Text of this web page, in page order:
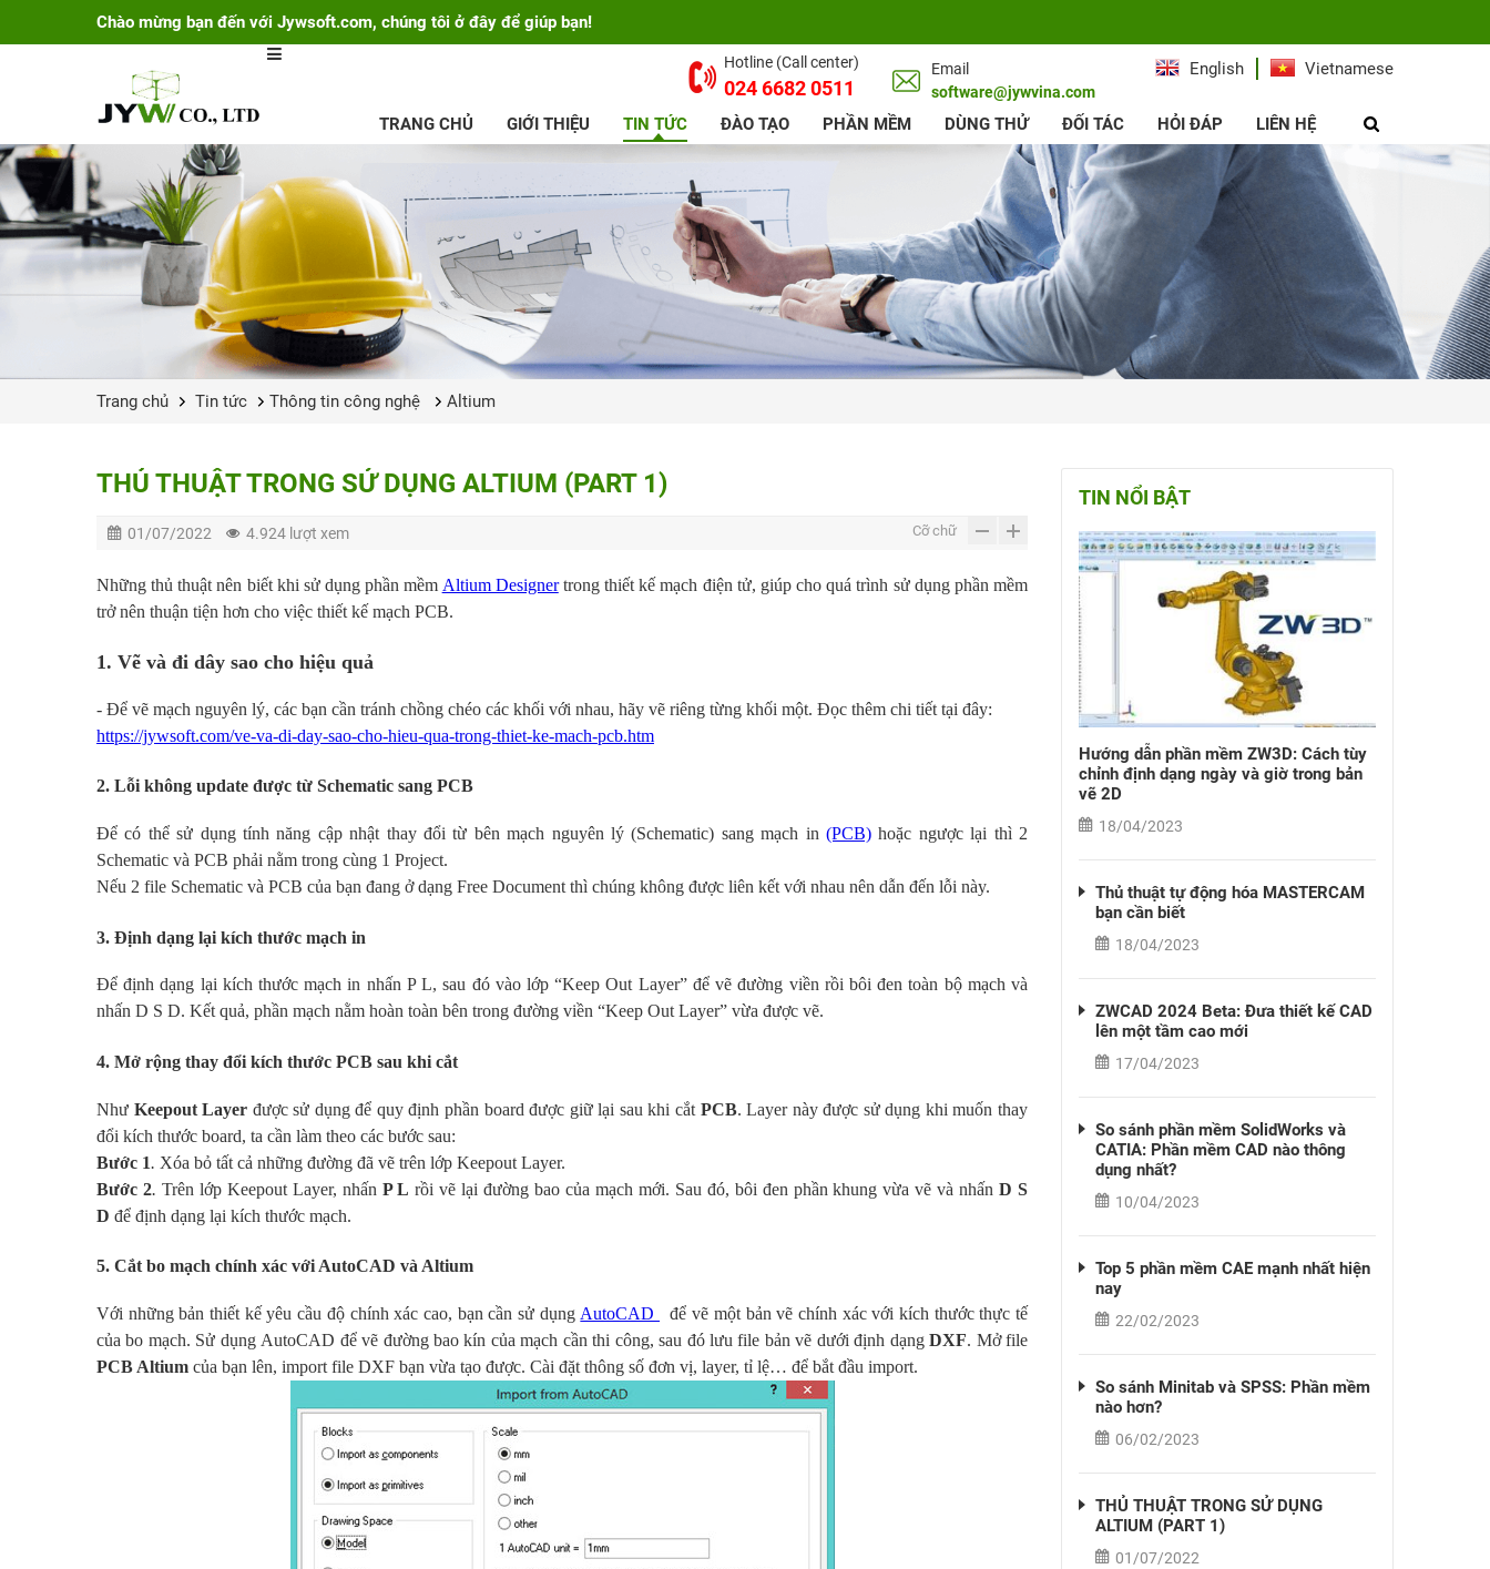
Chào mừng bạn đến với Jywsoft.com, chúng tôi ở đây để giúp bạn!
Vietnamese
English
Hotline (Call center)
024 6682 0511
Email
software@jywvina.com
TRANG CHỦ GIỚI THIỆU TIN TỨC ĐÀO TẠO PHẦN MỀM DÙNG THỬ ĐỐI TÁC HỎI ĐÁP LIÊN HỆ
Trang chủ Tin tức Thông tin công nghệ Altium
THỦ THUẬT TRONG SỬ DỤNG ALTIUM (PART 1)
01/07/2022 4.924 lượt xem Cỡ chữ
Những thủ thuật nên biết khi sử dụng phần mềm Altium Designertrong thiết kế mạch điện tử, giúp cho quá trình sử dụng phần mềm
trở nên thuận tiện hơn cho việc thiết kế mạch PCB.
1. Vẽ và đi dây sao cho hiệu quả
- Để vẽ mạch nguyên lý, các bạn cần tránh chồng chéo các khối với nhau, hãy vẽ riêng từng khối một. Đọc thêm chi tiết tại đây:
https://jywsoft.com/ve-va-di-day-sao-cho-hieu-qua-trong-thiet-ke-mach-pcb.htm
2. Lỗi không update được từ Schematic sang PCB
Để có thể sử dụng tính năng cập nhật thay đổi từ bên mạch nguyên lý (Schematic) sang mạch in (PCB) hoặc ngược lại thì 2
Schematic và PCB phải nằm trong cùng 1 Project.
Nếu 2 file Schematic và PCB của bạn đang ở dạng Free Document thì chúng không được liên kết với nhau nên dẫn đến lỗi này.
3. Định dạng lại kích thước mạch in
Để định dạng lại kích thước mạch in nhấn P L, sau đó vào lớp “Keep Out Layer” để vẽ đường viền rồi bôi đen toàn bộ mạch và
nhấn D S D. Kết quả, phần mạch nằm hoàn toàn bên trong đường viền “Keep Out Layer” vừa được vẽ.
4. Mở rộng thay đổi kích thước PCB sau khi cắt
Như Keepout Layer được sử dụng để quy định phần board được giữ lại sau khi cắt PCB. Layer này được sử dụng khi muốn thay
đổi kích thước board, ta cần làm theo các bước sau:
Bước 1. Xóa bỏ tất cả những đường đã vẽ trên lớp Keepout Layer.
Bước 2. Trên lớp Keepout Layer, nhấn P L rồi vẽ lại đường bao của mạch mới. Sau đó, bôi đen phần khung vừa vẽ và nhấnD S
D để định dạng lại kích thước mạch.
5. Cắt bo mạch chính xác với AutoCAD và Altium
Với những bản thiết kế yêu cầu độ chính xác cao, bạn cần sử dụng AutoCAD
để vẽ một bản vẽ chính xác với kích thước thực tế
của bo mạch. Sử dụng AutoCAD để vẽ đường bao kín của mạch cần thi công, sau đó lưu file bản vẽ dưới định dạngDXF. Mở file
PCB Altium của bạn lên, import file DXF bạn vừa tạo được. Cài đặt thông số đơn vị, layer, tỉ lệ… để bắt đầu import.
TIN NỔI BẬT
Hướng dẫn phần mềm ZW3D: Cách tùy
chỉnh định dạng ngày và giờ trong bản
vẽ 2D
18/04/2023
Thủ thuật tự động hóa MASTERCAM
bạn cần biết
18/04/2023
ZWCAD 2024 Beta: Đưa thiết kế CAD
lên một tầm cao mới
17/04/2023
So sánh phần mềm SolidWorks và
CATIA: Phần mềm CAD nào thông
dụng nhất?
10/04/2023
Top 5 phần mềm CAE mạnh nhất hiện
nay
22/02/2023
So sánh Minitab và SPSS: Phần mềm
nào hơn?
06/02/2023
THỦ THUẬT TRONG SỬ DỤNG
ALTIUM (PART 1)
01/07/2022